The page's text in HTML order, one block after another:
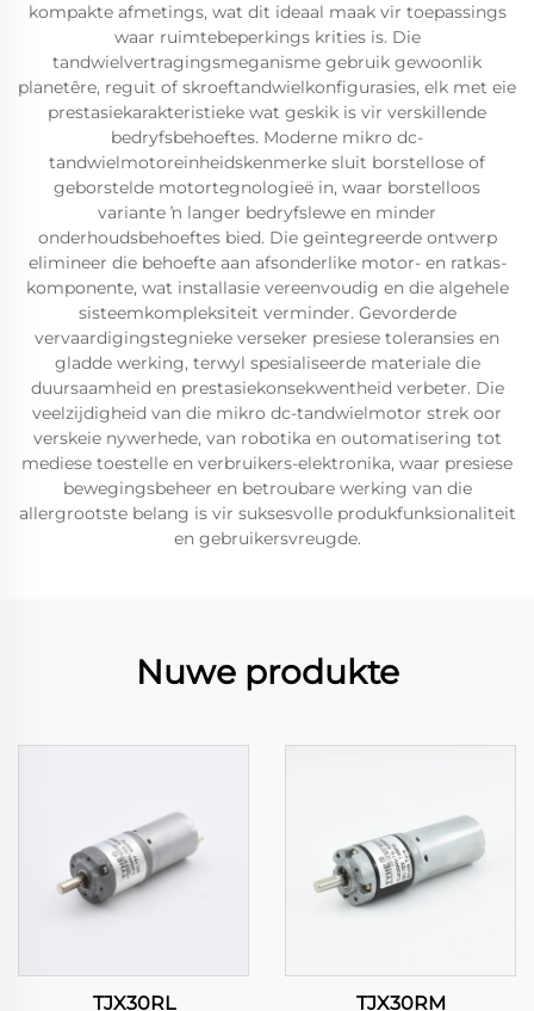
kompakte afmetings, wat dit ideaal maak vir toepassings
waar ruimtebeperkings krities is. Die
tandwielvertragingsmeganisme gebruik gewoonlik
planetêre, reguit of skroeftandwielkonfigurasies, elk met eie
prestasiekarakteristieke wat geskik is vir verskillende
bedryfsbehoeftes. Moderne mikro dc-
tandwielmotoreinheidskenmerke sluit borstellose of
geborstelde motortegnologieë in, waar borstelloos
variante ŉ langer bedryfslewe en minder
onderhoudsbehoeftes bied. Die geïntegreerde ontwerp
elimineer die behoefte aan afsonderlike motor- en ratkas-
komponente, wat installasie vereenvoudig en die algehele
sisteemkompleksiteit verminder. Gevorderde
vervaardigingstegnieke verseker presiese toleransies en
gladde werking, terwyl spesialiseerde materiale die
duursaamheid en prestasiekonsekwentheid verbeter. Die
veelzijdigheid van die mikro dc-tandwielmotor strek oor
verskeie nywerhede, van robotika en outomatisering tot
mediese toestelle en verbruikers-elektronika, waar presiese
bewegingsbeheer en betroubare werking van die
allergrootste belang is vir suksesvolle produkfunksionaliteit
en gebruikersvreugde.
Nuwe produkte
TJX30RL TJX30RM